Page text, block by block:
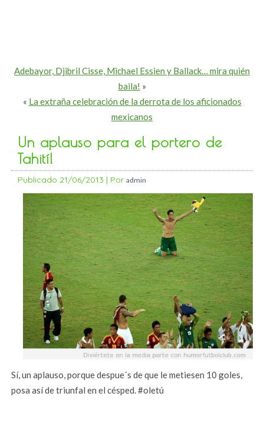
Adebayor, Djibril Cisse, Michael Essien y Ballack… mira quién
baila! »
« La extraña celebración de la derrota de los aficionados
mexicanos
Un aplauso para el portero de
Tahití!
Publicado 21/06/2013 | Por admin
Sí, un aplauso, porque despue´s de que le metiesen 10 goles,
posa así de triunfal en el césped. #oletú